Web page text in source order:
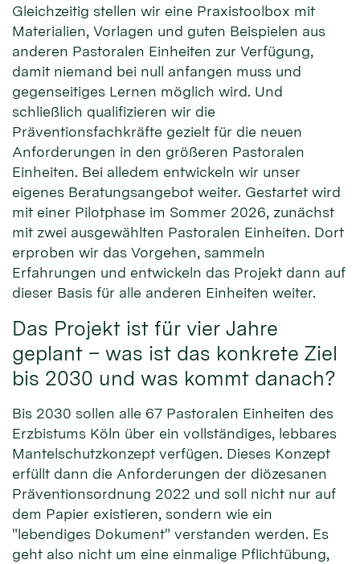
Gleichzeitig stellen wir eine Praxistoolbox mit
Materialien, Vorlagen und guten Beispielen aus
anderen Pastoralen Einheiten zur Verfügung,
damit niemand bei null anfangen muss und
gegenseitiges Lernen möglich wird. Und
schließlich qualifizieren wir die
Präventionsfachkräfte gezielt für die neuen
Anforderungen in den größeren Pastoralen
Einheiten. Bei alledem entwickeln wir unser
eigenes Beratungsangebot weiter. Gestartet wird
mit einer Pilotphase im Sommer 2026, zunächst
mit zwei ausgewählten Pastoralen Einheiten. Dort
erproben wir das Vorgehen, sammeln
Erfahrungen und entwickeln das Projekt dann auf
dieser Basis für alle anderen Einheiten weiter.
Das Projekt ist für vier Jahre
geplant – was ist das konkrete Ziel
bis 2030 und was kommt danach?
Bis 2030 sollen alle 67 Pastoralen Einheiten des
Erzbistums Köln über ein vollständiges, lebbares
Mantelschutzkonzept verfügen. Dieses Konzept
erfüllt dann die Anforderungen der diözesanen
Präventionsordnung 2022 und soll nicht nur auf
dem Papier existieren, sondern wie ein
"lebendiges Dokument" verstanden werden. Es
geht also nicht um eine einmalige Pflichtübung,